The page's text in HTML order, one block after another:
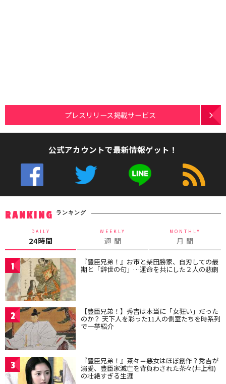
プレスリリース掲載サービス
公式アカウントで最新情報ゲット！
RANKING ランキング
DAILY
24時間
WEEKLY
週 間
MONTHLY
月 間
1 『豊臣兄弟！』お市と柴田勝家、自刃しての最
期と「辞世の句」…運命を共にした２人の悲劇
2 【豊臣兄弟！】秀吉は本当に「女狂い」だった
のか？ 天下人を彩った11人の側室たちを時系列
で一挙紹介
3 『豊臣兄弟！』茶々＝悪女はほぼ創作？秀吉が
溺愛、豊臣家滅亡を背負わされた茶々(井上和)
の壮絶すぎる生涯